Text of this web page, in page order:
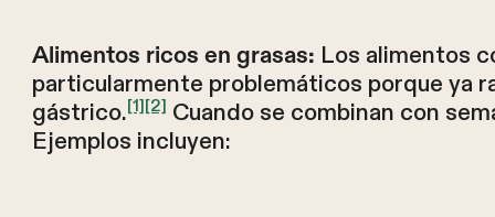
Alimentos ricos en grasas: Los alimentos
particularmente problemáticos porque ya
gástrico.[1][2] Cuando se combinan con
Ejemplos incluyen: